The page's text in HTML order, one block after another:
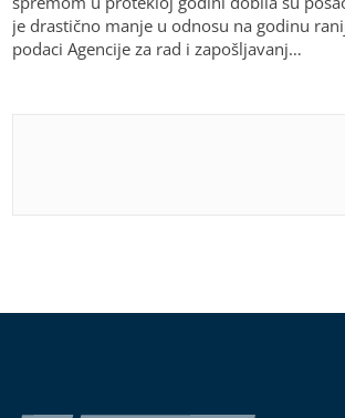
je drastično manje u odnosu na godinu
podaci Agencije za rad i zapošljavanj…